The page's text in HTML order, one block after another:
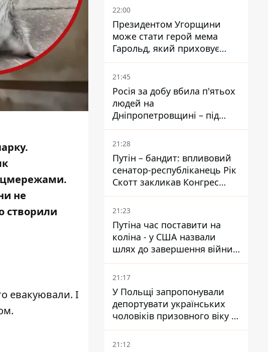
не
створили
евакуювали. І
22:00
Президентом Угорщини
може стати герой мема
Гарольд, який приховує
біль – він очолив народне
голосування
21:45
Росія за добу вбила п'ятьох
людей на
Дніпропетровщині – під
ударами опинилися п'ять
районів області
21:28
Путін – бандит: впливовий
сенатор-республіканець Рік
Скотт закликав Конгрес
притягнути РФ до
відповідальності за війну в
Україні
21:23
Путіна час поставити на
коліна - у США назвали
шлях до завершення війни -
National Security Journal
21:17
У Польщі запропонували
депортувати українських
чоловіків призовного віку -
кого це може торкнутися
21:12